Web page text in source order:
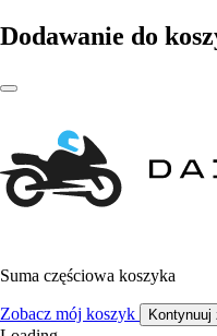
Dodawanie do
Suma częściowa koszyka
Zobacz mój koszyk Kontynuuj